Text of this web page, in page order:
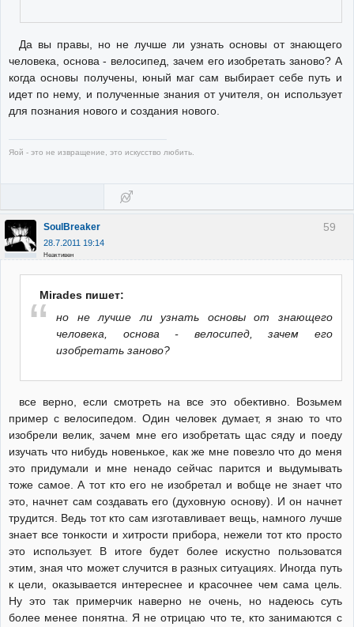
Да вы правы, но не лучше ли узнать основы от знающего
человека, основа - велосипед, зачем его изобретать заново? А
когда основы получены, юный маг сам выбирает себе путь и
идет по нему, и полученные знания от учителя, он использует
для познания нового и создания нового.
Яой - это не извращение, это искусство любить.
59
SoulBreaker
28.7.2011 19:14
Неактивен
Mirades пишет:
но не лучше ли узнать основы от знающего
человека, основа - велосипед, зачем его
изобретать заново?
все верно, если смотреть на все это обективно. Возьмем
пример с велосипедом. Один человек думает, я знаю то что
изобрели велик, зачем мне его изобретать щас сяду и поеду
изучать что нибудь новенькое, как же мне повезло что до меня
это придумали и мне ненадо сейчас парится и выдумывать
тоже самое. А тот кто его не изобретал и вобще не знает что
это, начнет сам создавать его (духовную основу). И он начнет
трудится. Ведь тот кто сам изготавливает вещь, намного лучше
знает все тонкости и хитрости прибора, нежели тот кто просто
это использует. В итоге будет более искустно пользоватся
этим, зная что может случится в разных ситуациях. Иногда путь
к цели, оказывается интереснее и красочнее чем сама цель.
Ну это так примерчик наверно не очень, но надеюсь суть
более менее понятна. Я не отрицаю что те, кто занимаются с